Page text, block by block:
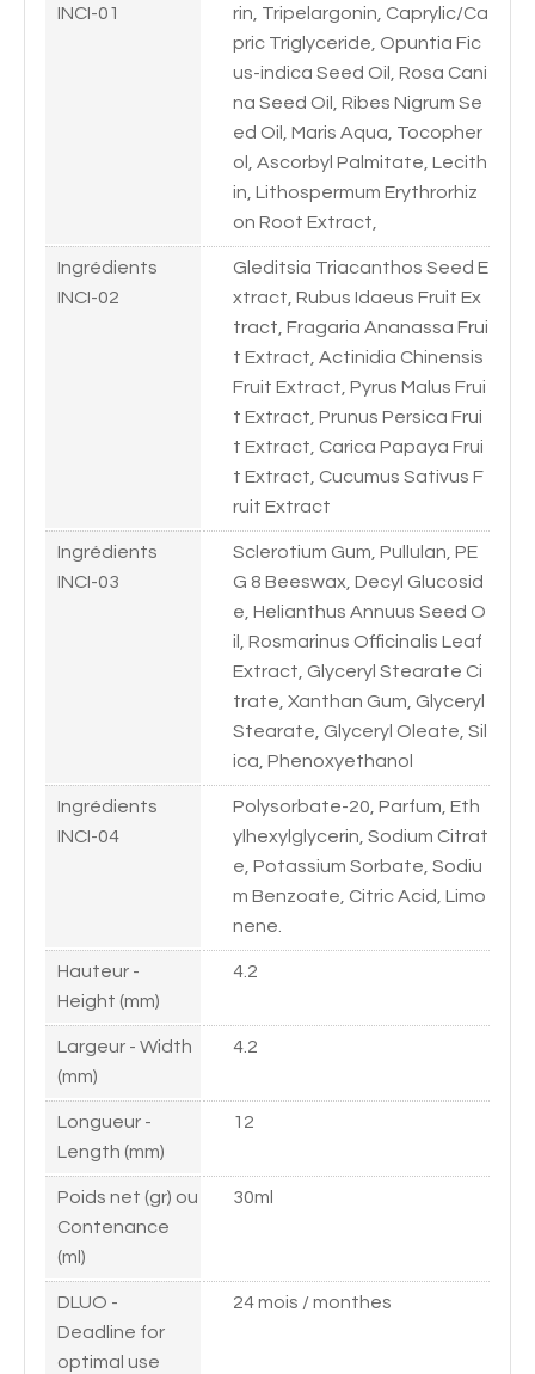
INCI-01
rin, Tripelargonin, Caprylic/Ca
pric Triglyceride, Opuntia Fic
us-indica Seed Oil, Rosa Cani
na Seed Oil, Ribes Nigrum Se
ed Oil, Maris Aqua, Tocopher
ol, Ascorbyl Palmitate, Lecith
in, Lithospermum Erythrorhiz
on Root Extract,
Ingrédients
INCI-02
Gleditsia Triacanthos Seed E
xtract, Rubus Idaeus Fruit Ex
tract, Fragaria Ananassa Frui
t Extract, Actinidia Chinensis
Fruit Extract, Pyrus Malus Frui
t Extract, Prunus Persica Frui
t Extract, Carica Papaya Frui
t Extract, Cucumus Sativus F
ruit Extract
Ingrédients
INCI-03
Sclerotium Gum, Pullulan, PE
G 8 Beeswax, Decyl Glucosid
e, Helianthus Annuus Seed O
il, Rosmarinus Officinalis Leaf
Extract, Glyceryl Stearate Ci
trate, Xanthan Gum, Glyceryl
Stearate, Glyceryl Oleate, Sil
ica, Phenoxyethanol
Ingrédients
INCI-04
Polysorbate-20, Parfum, Eth
ylhexylglycerin, Sodium Citrat
e, Potassium Sorbate, Sodiu
m Benzoate, Citric Acid, Limo
nene.
Hauteur -
Height (mm)
4.2
Largeur - Width
(mm)
4.2
Longueur -
Length (mm)
12
Poids net (gr) ou
Contenance
(ml)
30ml
DLUO -
Deadline for
optimal use
24 mois / monthes